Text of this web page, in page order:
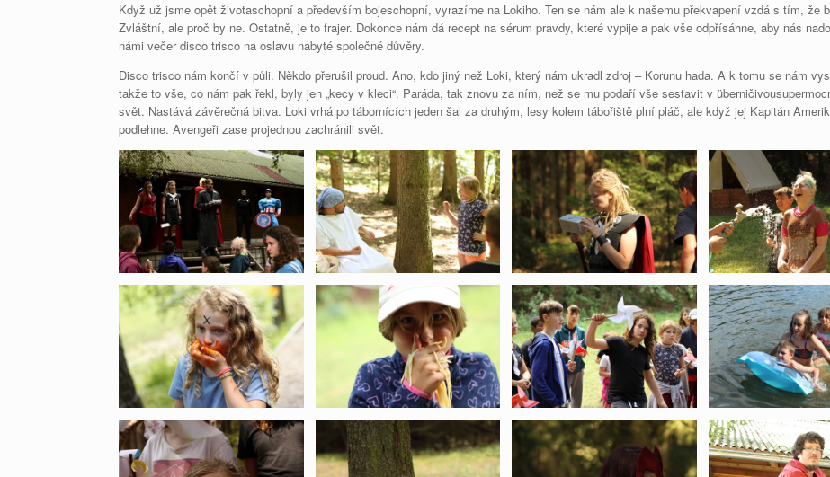
Když už jsme opět životaschopní a především bojeschopní, vyrazíme na Lokiho. Ten se nám ale k našemu překvapení vzdá s tím, že
Zvláštní, ale proč by ne. Ostatně, je to frajer. Dokonce nám dá recept na sérum pravdy, které vypije a pak vše odpřísáhne, aby nás
námi večer disco trisco na oslavu nabyté společné důvěry.
Disco trisco nám končí v půli. Někdo přerušil proud. Ano, kdo jiný než Loki, který nám ukradl zdroj – Korunu hada. A k tomu se nám
takže to vše, co nám pak řekl, byly jen „kecy v kleci“. Paráda, tak znovu za ním, než se mu podaří vše sestavit v
svět. Nastává závěrečná bitva. Loki vrhá po tábornících jeden šal za druhým, lesy kolem tábořiště plní pláč, ale když jej Kapitán
podlehne. Avengeři zase projednou zachránili svět.